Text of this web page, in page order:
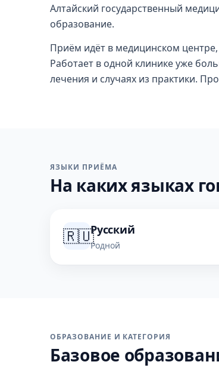
Алтайский государственный
образование.
Приём идёт в медицинском
Работает в одной клинике уже
лечения и случаях из практики.
ЯЗЫКИ ПРИЁМА
На каких языках
🇷🇺Русский
Родной
ОБРАЗОВАНИЕ И КАТЕГОРИЯ
Базовое